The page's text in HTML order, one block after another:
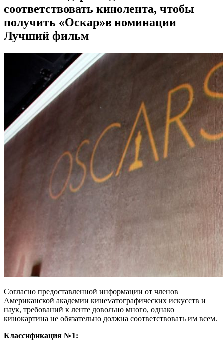
соответствовать кинолента, чтобы
получить «Оскар»в номинации
Лучший фильм
Согласно предоставленной информации от членов
Американской академии кинематографических искусств и
наук, требований к ленте довольно много, однако
кинокартина не обязательно должна соответствовать им всем.
Классификация №1: